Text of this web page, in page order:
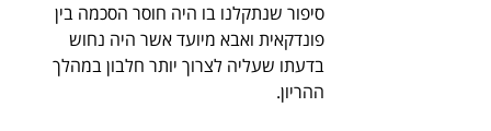
סיפור שנתקלנו בו היה חוסר הסכמה בין
פונדקאית ואבא מיועד אשר היה נחוש
בדעתו שעליה לצרוך יותר חלבון במהלך
ההריון.